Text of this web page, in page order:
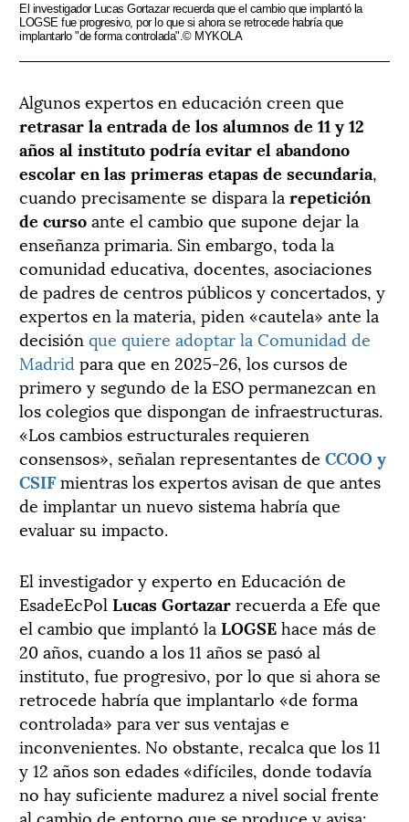
El investigador Lucas Gortazar recuerda que el cambio que implantó la
LOGSE fue progresivo, por lo que si ahora se retrocede habría que
implantarlo "de forma controlada".© MYKOLA
Algunos expertos en educación creen que
retrasar la entrada de los alumnos de 11 y 12
años al instituto podría evitar el abandono
escolar en las primeras etapas de secundaria,
cuando precisamente se dispara la repetición
de cursoante el cambio que supone dejar la
enseñanza primaria. Sin embargo, toda la
comunidad educativa, docentes, asociaciones
de padres de centros públicos y concertados, y
expertos en la materia, piden «cautela» ante la
decisión que quiere adoptar la Comunidad de
Madrid para que en 2025-26, los cursos de
primero y segundo de la ESO permanezcan en
los colegios que dispongan de infraestructuras.
«Los cambios estructurales requieren
consensos», señalan representantes de CCOO y
CSIFmientras los expertos avisan de que antes
de implantar un nuevo sistema habría que
evaluar su impacto.
El investigador y experto en Educación de
EsadeEcPol Lucas Gortazarrecuerda a Efe que
el cambio que implantó la LOGSEhace más de
20 años, cuando a los 11 años se pasó al
instituto, fue progresivo, por lo que si ahora se
retrocede habría que implantarlo «de forma
controlada» para ver sus ventajas e
inconvenientes. No obstante, recalca que los 11
y 12 años son edades «difíciles, donde todavía
no hay suficiente madurez a nivel social frente
al cambio de entorno que se produce y avisa: